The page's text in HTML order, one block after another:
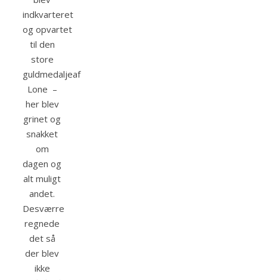
indkvarteret
og opvartet
til den
store
guldmedaljeaf
Lone –
her blev
grinet og
snakket
om
dagen og
alt muligt
andet.
Desværre
regnede
det så
der blev
ikke